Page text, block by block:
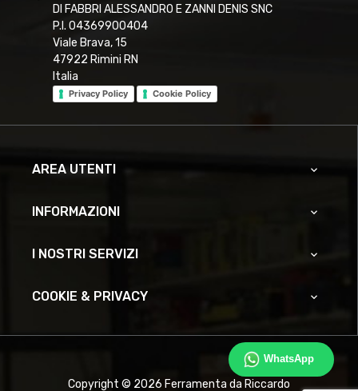
WhatsApp
DI FABBRI ALESSANDRO E ZANNI DENIS SNC
P.I. 04369900404
Viale Brava, 15
47922 Rimini RN
Italia
Privacy Policy Cookie Policy
AREA UTENTI 
INFORMAZIONI 
I NOSTRI SERVIZI 
COOKIE & PRIVACY 
Copyright © 2026 Ferramenta da Riccardo